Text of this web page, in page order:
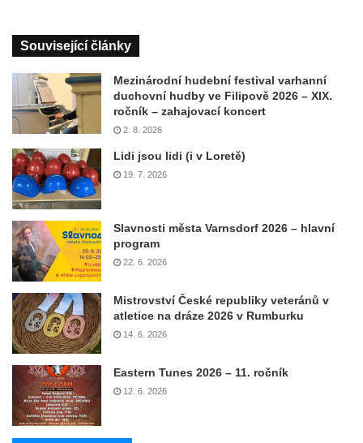
Související články
Mezinárodní hudební festival varhanní
duchovní hudby ve Filipově 2026 – XIX.
ročník – zahajovací koncert
2. 8. 2026
Lidi jsou lidi (i v Loretě)
19. 7. 2026
Slavnosti města Varnsdorf 2026 – hlavní
program
22. 6. 2026
Mistrovství České republiky veteránů v
atletice na dráze 2026 v Rumburku
14. 6. 2026
Eastern Tunes 2026 – 11. ročník
12. 6. 2026